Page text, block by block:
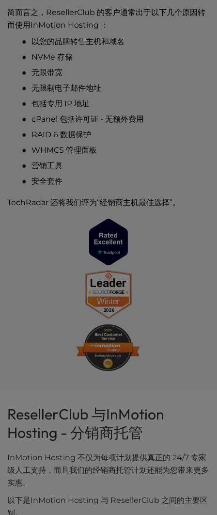
简而言之，ResellerClub 的客户通常出于以下几个原因转
而使用InMotion Hosting ：
以您的品牌转售主机和域名
NVMe 存储
无限带宽
无限制电子邮件地址
包括专用 IP 地址
cPanel 包括许可证 - 无额外费用
RAID 6 数据保护
WHMCS 管理面板
营销工具
安全套件
TechRadar 还将我们评为“经销商主机最佳选择”。
ResellerClub 与InMotion
Hosting - 分销商托管
InMotion Hosting 不仅为每项计划提供真正的 24/7 专家
级人工支持，而且我们的经销商托管计划还能为您带来更多
实惠。
以下是InMotion Hosting 与 ResellerClub 之间的主要区
别。